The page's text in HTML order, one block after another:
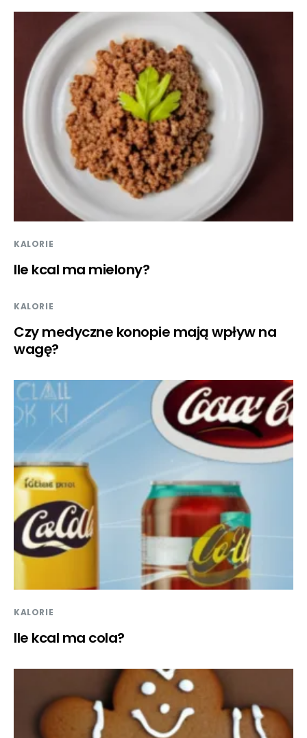
KALORIE
Ile kcal ma mielony?
KALORIE
Czy medyczne konopie mają wpływ na
wagę?
KALORIE
Ile kcal ma cola?